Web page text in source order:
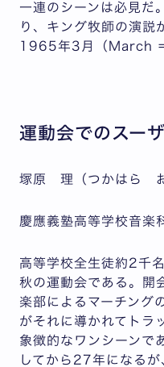
一連のシーンは必見だ
り、キング牧師の演説
1965年3月（March
運動会でのスーザ
塚原 理（つかはら お
慶應義塾高等学校音楽
高等学校全生徒約2千
秋の運動会である。開
楽部によるマーチング
がそれに導かれてトラ
象徴的なワンシーンで
してから27年になるが